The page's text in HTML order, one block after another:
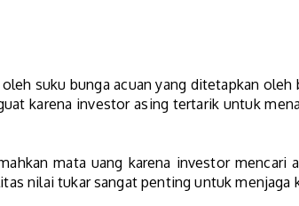
suku bunga acuan yang ditetapkan oleh
karena investor asing tertarik untuk
mata uang karena investor
nilai tukar sangat penting untuk menjaga